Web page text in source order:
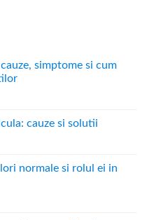
simptome si cum
cauze si solutii
normale si rolul ei in